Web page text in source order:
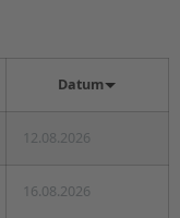
Datum
12.08.2026
16.08.2026